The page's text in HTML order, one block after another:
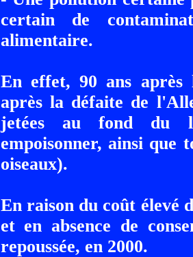
certain de
alimentaire.
En effet, 90 ans
après la défaite de
jetées au fond du
empoisonner, ainsi que
oiseaux).
En raison du coût élevé
et en absence de
repoussée, en 2000.